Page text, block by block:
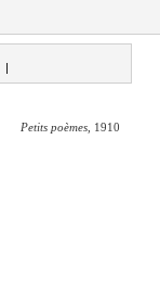
Petits poèmes , 1910